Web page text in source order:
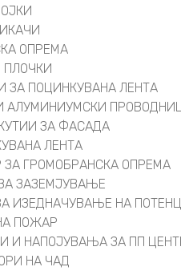
ОПРЕМА
ПЛОЧКИ
ЗА ПОЦИНКУВАНА ЛЕНТА
АЛУМИНИУМСКИ
ЗА ФАСАДА
ЛЕНТА
ЗА ГРОМОБРАНСКА ОПРЕМА
ЗАЗЕМЈУВАЊЕ
ИЗЕДНАЧУВАЊЕ НА
ПОЖАР
И НАПОЈУВАЊА ЗА ПП
НА ЧАД